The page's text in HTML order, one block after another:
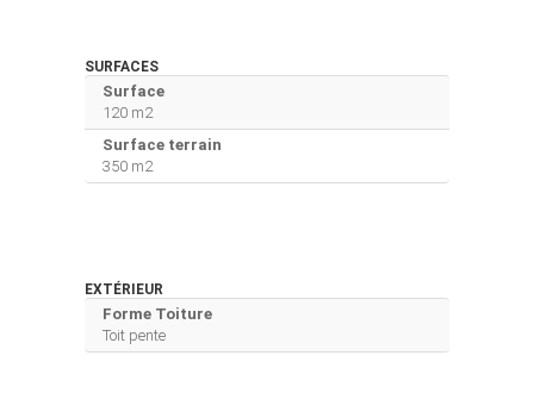
SURFACES
Surface
120 m2
Surface terrain
350 m2
EXTÉRIEUR
Forme Toiture
Toit pente